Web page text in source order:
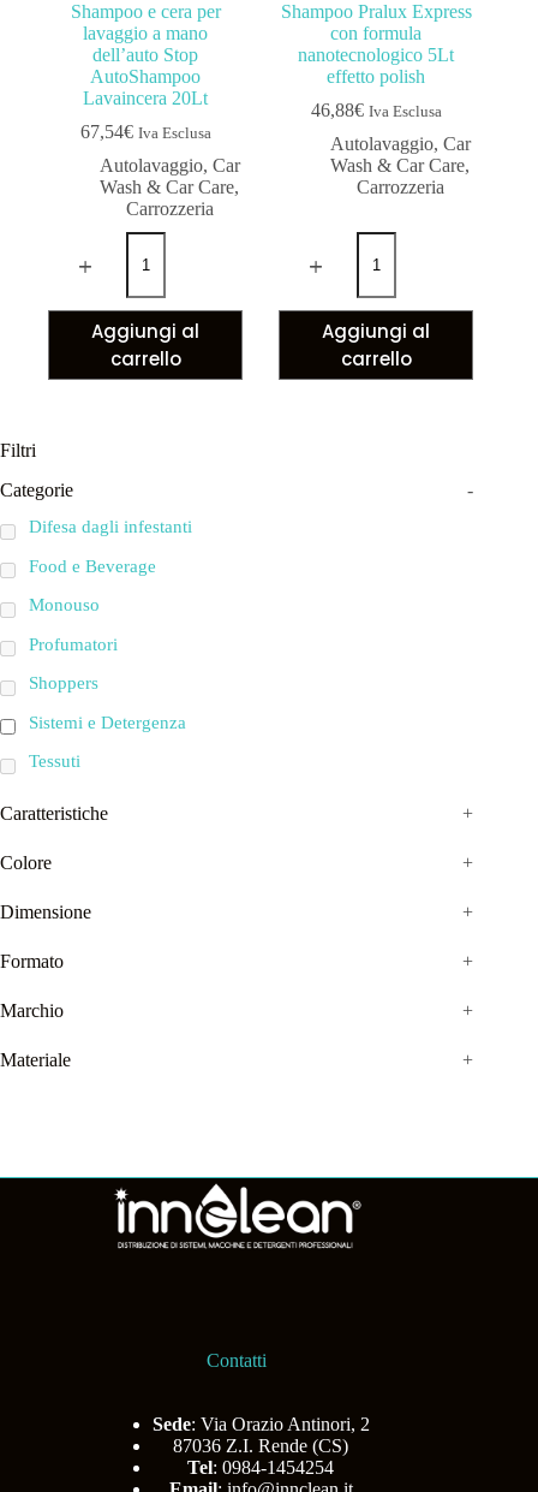
Shampoo e cera per
lavaggio a mano
dell’auto Stop
AutoShampoo
Lavaincera 20Lt
67,54€ Iva Esclusa
Autolavaggio, Car
Wash & Car Care,
Carrozzeria
Aggiungi al
carrello
Shampoo Pralux Express
con formula
nanotecnologico 5Lt
effetto polish
46,88€ Iva Esclusa
Autolavaggio, Car
Wash & Car Care,
Carrozzeria
Aggiungi al
carrello
Filtri
Categorie
-
Difesa dagli infestanti
Food e Beverage
Monouso
Profumatori
Shoppers
Sistemi e Detergenza
Tessuti
Caratteristiche +
Colore +
Dimensione +
Formato +
Marchio +
Materiale +
Contatti
Sede: Via Orazio Antinori, 2
87036 Z.I. Rende (CS)
Tel: 0984-1454254